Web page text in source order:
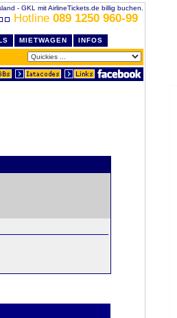
- GKL mit AirlineTickets.de billig buchen.
Hotline 089 1250 960-99
MIETWAGEN INFOS